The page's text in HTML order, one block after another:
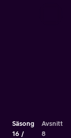
Säsong
16
Avsnitt
8